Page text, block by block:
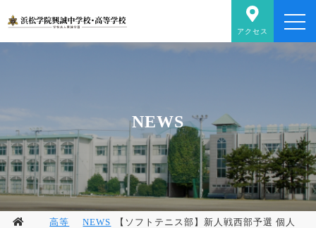
アクセス
NEWS
高等
NEWS
【ソフトテニス部】新人戦西部予選 個人